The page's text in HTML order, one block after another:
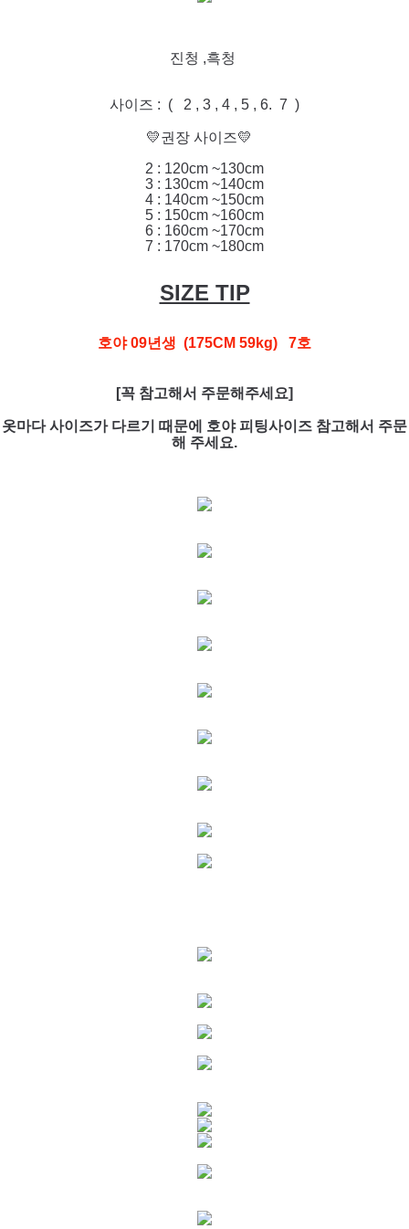
진청 ,흑청
사이즈 : ( 2 , 3 , 4 , 5 , 6. 7 )
💛권장 사이즈💛
2 : 120cm ~130cm
3 : 130cm ~140cm
4 : 140cm ~150cm
5 : 150cm ~160cm
6 : 160cm ~170cm
7 : 170cm ~180cm
SIZE TIP
호야 09년생 (175CM 59kg) 7호
[꼭 참고해서 주문해주세요]
옷마다 사이즈가 다르기 때문에 호야 피팅사이즈 참고해서 주문
해 주세요.